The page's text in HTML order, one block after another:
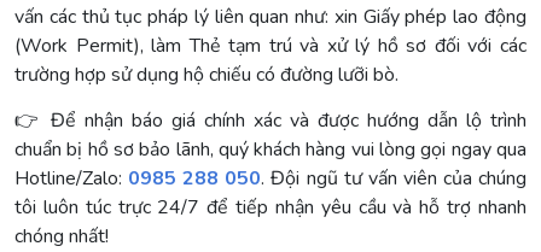
vấn các thủ tục pháp lý liên quan như: xin Giấy phép lao động
(Work Permit), làm Thẻ tạm trú và xử lý hồ sơ đối với các
trường hợp sử dụng hộ chiếu có đường lưỡi bò.
👉 Để nhận báo giá chính xác và được hướng dẫn lộ trình
chuẩn bị hồ sơ bảo lãnh, quý khách hàng vui lòng gọi ngay qua
Hotline/Zalo: 0985 288 050. Đội ngũ tư vấn viên của chúng
tôi luôn túc trực 24/7 để tiếp nhận yêu cầu và hỗ trợ nhanh
chóng nhất!